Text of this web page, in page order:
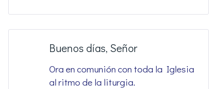
Buenos días, Señor
Ora en comunión con toda la Iglesia
al ritmo de la liturgia.